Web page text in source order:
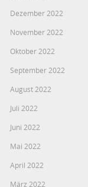
Dezember 2022
November 2022
Oktober 2022
September 2022
August 2022
Juli 2022
Juni 2022
Mai 2022
April 2022
März 2022